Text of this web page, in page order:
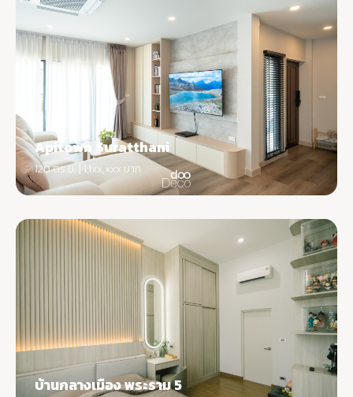
Apitown Suratthani
120 ตร.ม. | 1,1xx,xxx บาท
บ้านกลางเมือง พระราม 5